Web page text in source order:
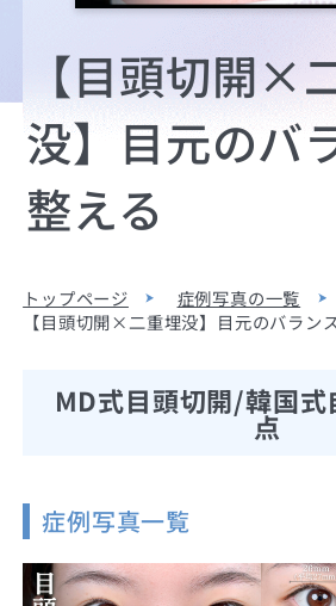
【目頭切開×
没】目元のバ
整える
トップページ
症例写真の一覧
【目頭切開×二重埋没】目元のバラン
MD式目頭切開/韓国式
点
症例写真一覧